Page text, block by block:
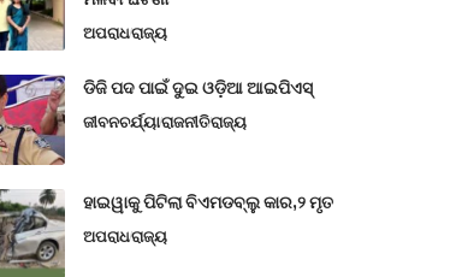
ଅପରାଧରାଜ୍ୟ
ଡିଜି ପଦ ପାଇଁ ଦୁଇ ଓଡ଼ିଆ ଆଇପିଏସ୍
ଜୀବନଚର୍ଯ୍ୟାରାଜନୀତିରାଜ୍ୟ
ହାଇୱାକୁ ପିଟିଲା ବିଏମଡବ୍ଲୁ କାର,୨ ମୃତ
ଅପରାଧରାଜ୍ୟ